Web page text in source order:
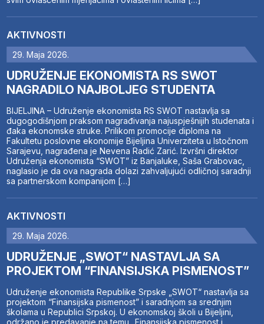
AKTIVNOSTI
29. Maja 2026.
UDRUŽENJE EKONOMISTA RS SWOT
NAGRADILO NAJBOLJEG STUDENTA
BIJELJINA – Udruženje ekonomista RS SWOT nastavlja sa
dugogodišnjom praksom nagrađivanja najuspješnijih studenata i
đaka ekonomske struke. Prilikom promocije diploma na
Fakultetu poslovne ekonomije Bijeljina Univerziteta u Istočnom
Sarajevu, nagrađena je Nevena Radić Zarić. Izvršni direktor
Udruženja ekonomista “SWOT” iz Banjaluke, Saša Grabovac,
naglasio je da ova nagrada dolazi zahvaljujući odličnoj saradnji
sa partnerskom kompanijom […]
AKTIVNOSTI
29. Maja 2026.
UDRUŽENJE „SWOT“ NASTAVLJA SA
PROJEKTOM “FINANSIJSKA PISMENOST”
Udruženje ekonomista Republike Srpske „SWOT“ nastavlja sa
projektom “Finansijska pismenost” i saradnjom sa srednjim
školama u Republici Srpskoj. U ekonomskoj školi u Bijeljini,
održano je predavanje na temu „Finansijska pismenost i